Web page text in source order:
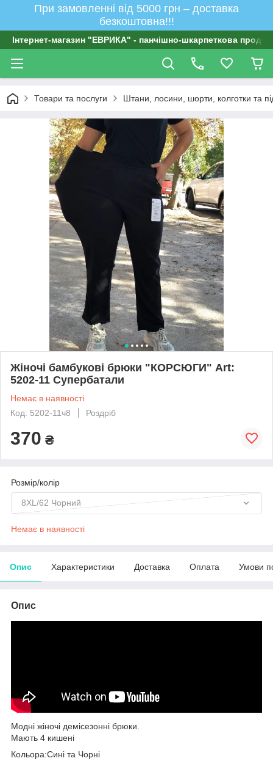
При замовленні від 5000 грн – доставка
безкоштовна!!!
Інтернет-магазин "ЕВРИКА" - панчішно-шкарпеткова
Товари та послуги Штани, лосини, шорти, колготки та
Жіночі бамбукові брюки "КОРСЮГИ" Art:
5202-11 Супербатали
Немає в наявності
Код: 5202-11ч8
Роздріб
370 ₴
Розмір/колір
8XL/62 Чорний
Немає в наявності
Опис Характеристики Доставка Оплата Умови
Опис
Модні жіночі демісезонні брюки.
Мають 4 кишені
Кольора:Сині та Чорні